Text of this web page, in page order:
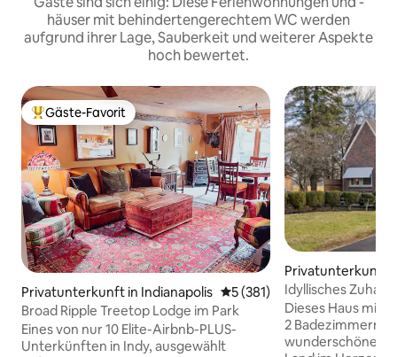
häuser mit behindertengerechtem WC werden
aufgrund ihrer Lage, Sauberkeit und weiterer Aspekte
hoch bewertet.
Beliebter Gäste-Favorit.
Gäste-Favorit
Privatunterkunft in Indianapolis Durchschnittliche
5 (381)
Broad Ripple Treetop Lodge im Park
Eines von nur 10 Elite-Airbnb-PLUS-
Unterkünften in Indy, ausgewählt
Privatunterkunft
Idyllisches
Indianapolis
Dieses Haus mit
2 Badezimmern
wunderschönen